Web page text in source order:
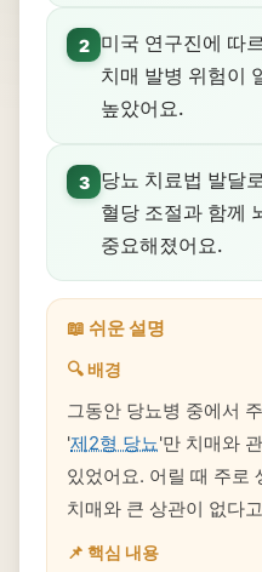
2 미국 연구진에 따
치매 발병 위험이
높았어요.
3
당뇨 치료법 발달
혈당 조절과 함께
중요해졌어요.
📖 쉬운 설명
🔍 배경
그동안 당뇨병 중에서
'제2형 당뇨'만 치매와
있었어요. 어릴 때 주로
치매와 큰 상관이 없다
📌 핵심 내용